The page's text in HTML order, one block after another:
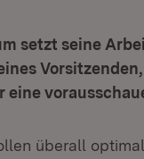
setzt seine
überall